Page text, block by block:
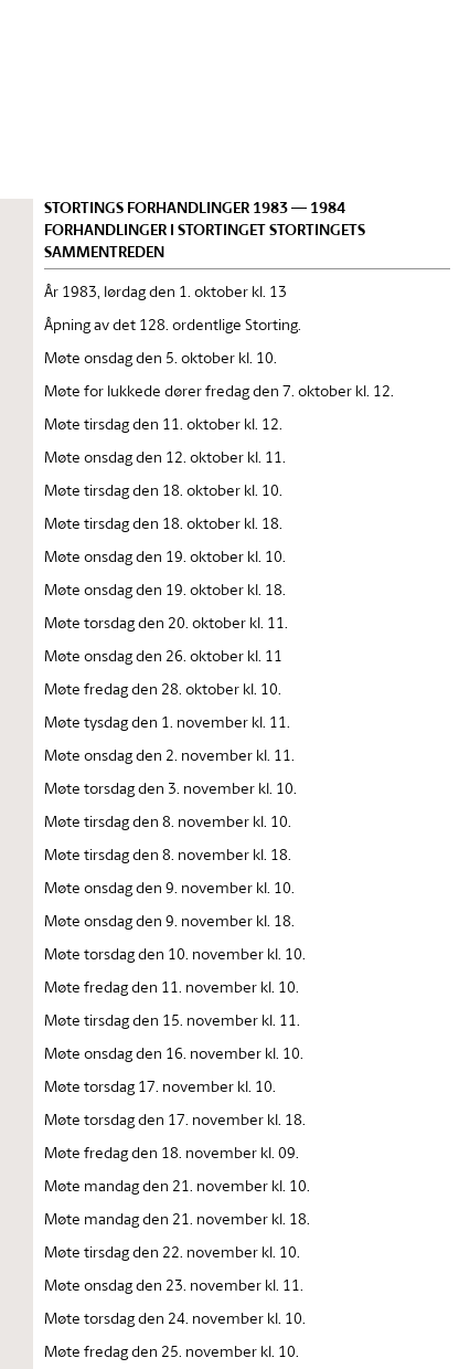
STORTINGS FORHANDLINGER 1983 — 1984
FORHANDLINGER I STORTINGET STORTINGETS
SAMMENTREDEN
År 1983, lørdag den 1. oktober kl. 13
Åpning av det 128. ordentlige Storting.
Møte onsdag den 5. oktober kl. 10.
Møte for lukkede dører fredag den 7. oktober kl. 12.
Møte tirsdag den 11. oktober kl. 12.
Møte onsdag den 12. oktober kl. 11.
Møte tirsdag den 18. oktober kl. 10.
Møte tirsdag den 18. oktober kl. 18.
Møte onsdag den 19. oktober kl. 10.
Møte onsdag den 19. oktober kl. 18.
Møte torsdag den 20. oktober kl. 11.
Møte onsdag den 26. oktober kl. 11
Møte fredag den 28. oktober kl. 10.
Møte tysdag den 1. november kl. 11.
Møte onsdag den 2. november kl. 11.
Møte torsdag den 3. november kl. 10.
Møte tirsdag den 8. november kl. 10.
Møte tirsdag den 8. november kl. 18.
Møte onsdag den 9. november kl. 10.
Møte onsdag den 9. november kl. 18.
Møte torsdag den 10. november kl. 10.
Møte fredag den 11. november kl. 10.
Møte tirsdag den 15. november kl. 11.
Møte onsdag den 16. november kl. 10.
Møte torsdag 17. november kl. 10.
Møte torsdag den 17. november kl. 18.
Møte fredag den 18. november kl. 09.
Møte mandag den 21. november kl. 10.
Møte mandag den 21. november kl. 18.
Møte tirsdag den 22. november kl. 10.
Møte onsdag den 23. november kl. 11.
Møte torsdag den 24. november kl. 10.
Møte fredag den 25. november kl. 10.